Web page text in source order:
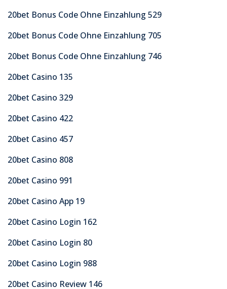
20bet Bonus Code Ohne Einzahlung 529
20bet Bonus Code Ohne Einzahlung 705
20bet Bonus Code Ohne Einzahlung 746
20bet Casino 135
20bet Casino 329
20bet Casino 422
20bet Casino 457
20bet Casino 808
20bet Casino 991
20bet Casino App 19
20bet Casino Login 162
20bet Casino Login 80
20bet Casino Login 988
20bet Casino Review 146